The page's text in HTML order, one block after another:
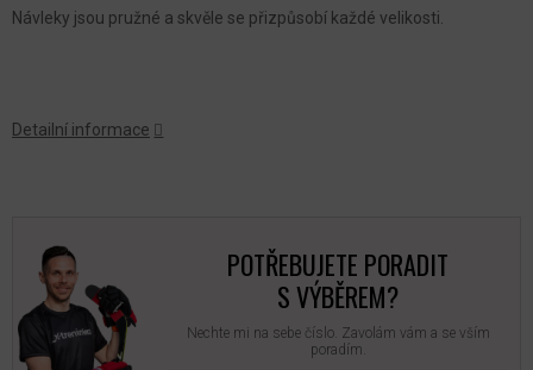
Návleky jsou pružné a skvěle se přizpůsobí každé velikosti.
Detailní informace
POTŘEBUJETE PORADIT
S VÝBĚREM?
Nechte mi na sebe číslo. Zavolám vám a se vším
poradím.